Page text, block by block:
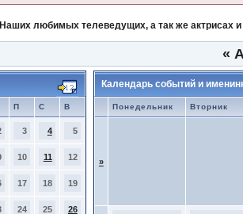
любимых телеведущих, а так же актрисах и
«
П С В
3 4 5
10 11 12
17 18 19
24 25 26
Календарь событий и
Понедельник Вторник
»